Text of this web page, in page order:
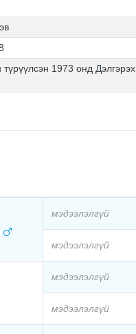
1973 онд Дэлгэрэх
мэдээлэлгүй
мэдээлэлгүй
мэдээлэлгүй
мэдээлэлгүй